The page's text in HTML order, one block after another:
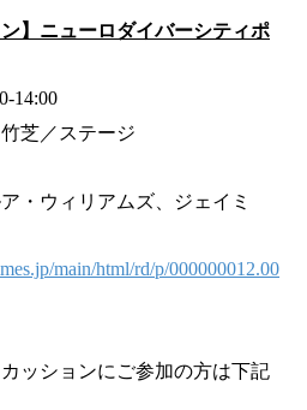
】ニューロダイバーシティポ
14:00
芝／ステージ
・ウィリアムズ、ジェイミ
main/html/rd/p/000000012.00
ッションにご参加の方は下記